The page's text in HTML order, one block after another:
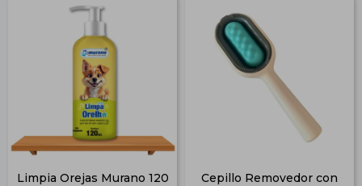
Limpia Orejas Murano 120
Cepillo Removedor con